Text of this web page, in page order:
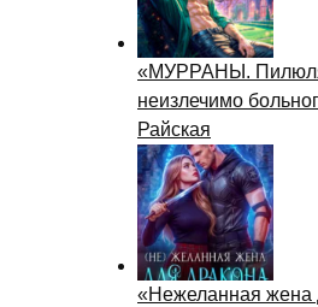
«МУРРАНЫ.
неизлечимо
Райская
«Нежеланная жена